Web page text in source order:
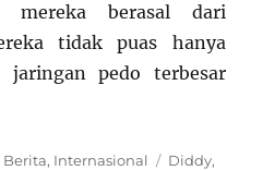
mereka berasal dari
tidak puas hanya
pedo terbesar
Categories
Berita, Internasional Tags
Diddy,